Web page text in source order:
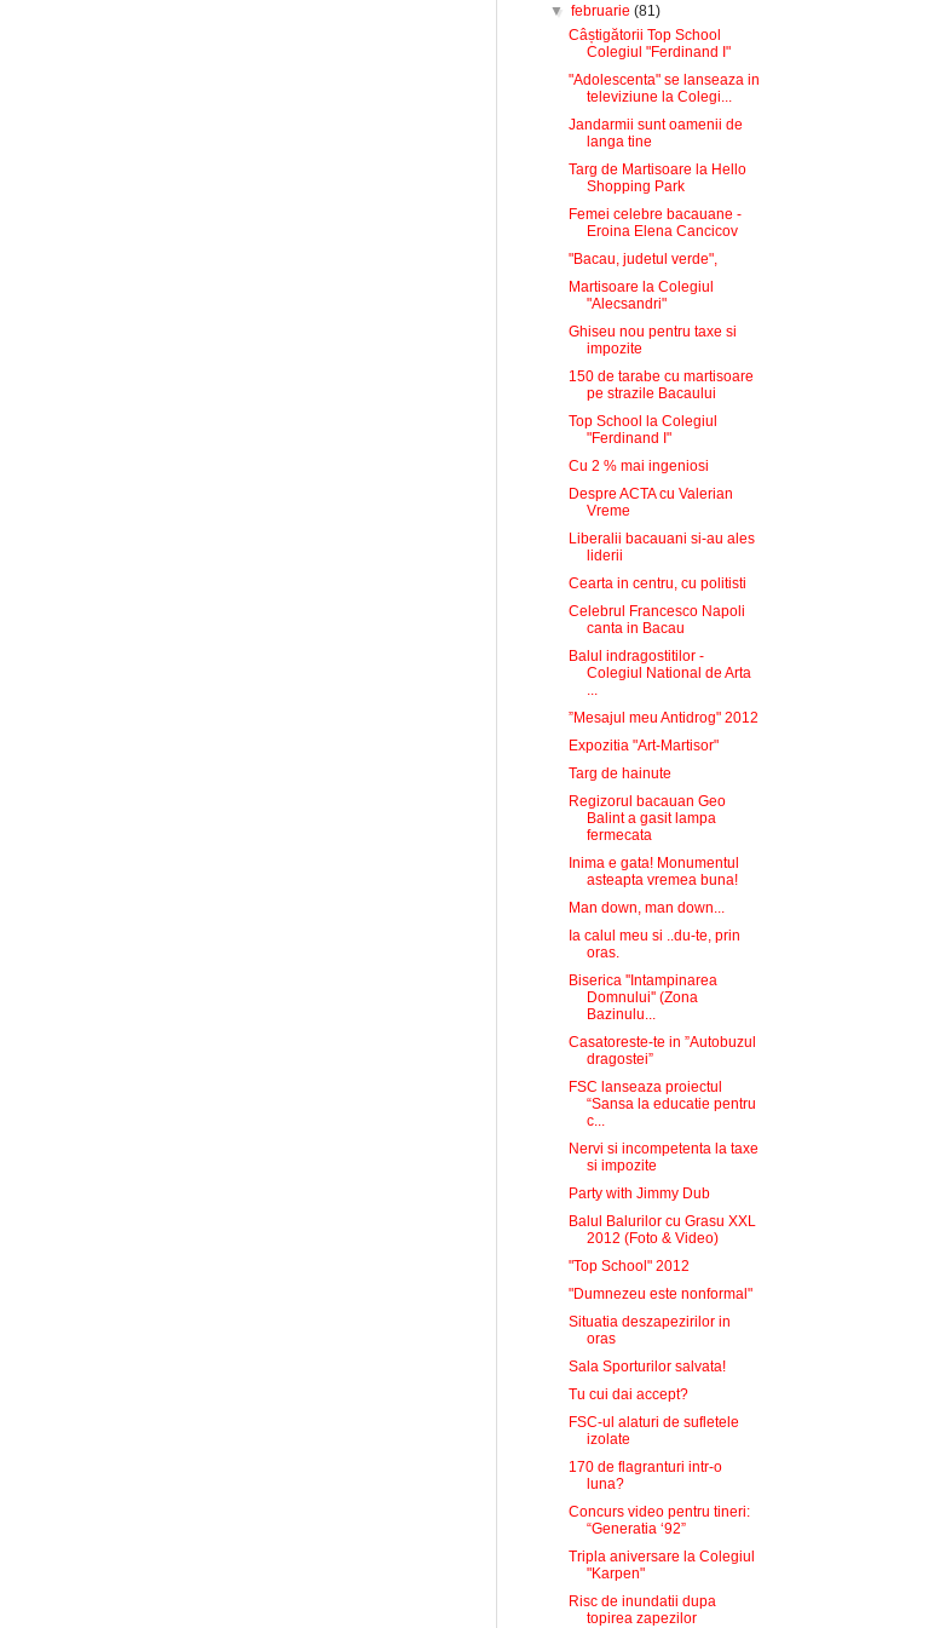
▼februarie(81)
Câștigătorii Top School
Colegiul "Ferdinand I"
"Adolescenta" se lanseaza in
televiziune la Colegi...
Jandarmii sunt oamenii de
langa tine
Targ de Martisoare la Hello
Shopping Park
Femei celebre bacauane -
Eroina Elena Cancicov
"Bacau, judetul verde",
Martisoare la Colegiul
"Alecsandri"
Ghiseu nou pentru taxe si
impozite
150 de tarabe cu martisoare
pe strazile Bacaului
Top School la Colegiul
"Ferdinand I"
Cu 2 % mai ingeniosi
Despre ACTA cu Valerian
Vreme
Liberalii bacauani si-au ales
liderii
Cearta in centru, cu politisti
Celebrul Francesco Napoli
canta in Bacau
Balul indragostitilor -
Colegiul National de Arta
...
”Mesajul meu Antidrog" 2012
Expozitia "Art-Martisor"
Targ de hainute
Regizorul bacauan Geo
Balint a gasit lampa
fermecata
Inima e gata! Monumentul
asteapta vremea buna!
Man down, man down...
Ia calul meu si ..du-te, prin
oras.
Biserica ''Intampinarea
Domnului'' (Zona
Bazinulu...
Casatoreste-te in ”Autobuzul
dragostei”
FSC lanseaza proiectul
“Sansa la educatie pentru
c...
Nervi si incompetenta la taxe
si impozite
Party with Jimmy Dub
Balul Balurilor cu Grasu XXL
2012 (Foto & Video)
"Top School" 2012
"Dumnezeu este nonformal"
Situatia deszapezirilor in
oras
Sala Sporturilor salvata!
Tu cui dai accept?
FSC-ul alaturi de sufletele
izolate
170 de flagranturi intr-o
luna?
Concurs video pentru tineri:
“Generatia ‘92”
Tripla aniversare la Colegiul
"Karpen"
Risc de inundatii dupa
topirea zapezilor